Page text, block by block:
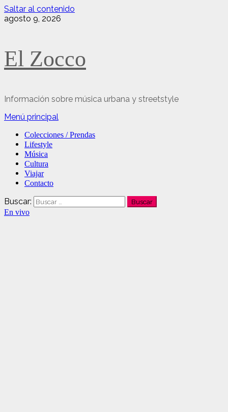
Saltar al contenido
agosto 9, 2026
El Zocco
Información sobre música urbana y streetstyle
Menú principal
Colecciones / Prendas
Lifestyle
Música
Cultura
Viajar
Contacto
Buscar:
En vivo